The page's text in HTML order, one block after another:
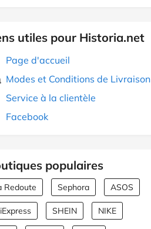
utiles pour Historia.net
Page d'accueil
Modes et Conditions de Livraison
Service à la clientèle
Facebook
populaires
Redoute Sephora ASOS
SHEIN NIKE